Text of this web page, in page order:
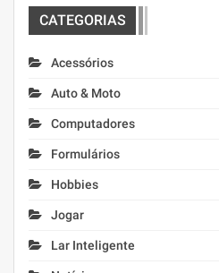
CATEGORIAS
Acessórios
Auto & Moto
Computadores
Formulários
Hobbies
Jogar
Lar Inteligente